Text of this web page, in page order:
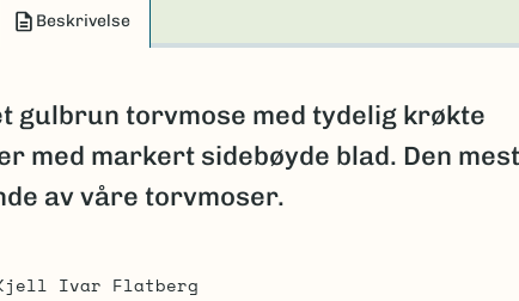
Beskrivelse
gulbrun torvmose med tydelig krøkte
med markert sidebøyde blad. Den mest
av våre torvmoser.
Ivar Flatberg